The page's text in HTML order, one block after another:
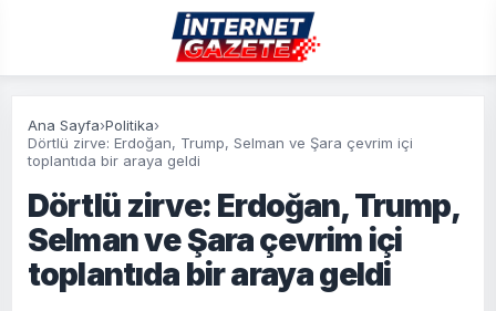
Ana Sayfa›Politika›
Dörtlü zirve: Erdoğan, Trump, Selman ve Şara çevrim içi
toplantıda bir araya geldi
Dörtlü zirve: Erdoğan, Trump,
Selman ve Şara çevrim içi
toplantıda bir araya geldi